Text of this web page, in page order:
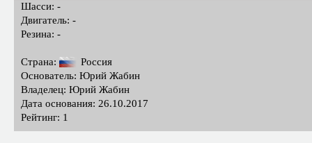
Шасси: -
Двигатель: -
Резина: -
Страна:
Россия
Основатель: Юрий Жабин
Владелец: Юрий Жабин
Дата основания: 26.10.2017
Рейтинг: 1